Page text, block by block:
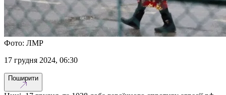
Фото: ЛМР
17 грудня 2024, 06:30
Поширити